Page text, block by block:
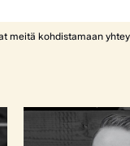
meitä kohdistamaan